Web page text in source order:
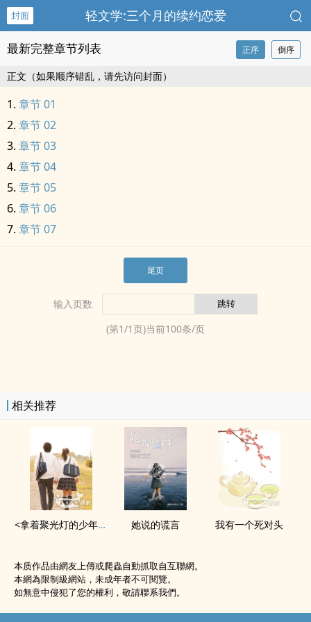
封面 轻文学:三个月的续约恋爱
最新完整章节列表 正序 倒序
正文（如果顺序错乱，请先访问封面）
章节 01
章节 02
章节 03
章节 04
章节 05
章节 06
章节 07
尾页
输入页数
(第1/1页)当前100条/页
相关推荐
<拿着聚光灯的少年>-初，四季。 她说的谎言 我有一个死对头
本质作品由網友上傳或爬蟲自動抓取自互聯網。
本網為限制級網站，未成年者不可閱覽。
如無意中侵犯了您的權利，敬請聯系我們。